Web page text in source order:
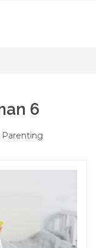
6
Parenting